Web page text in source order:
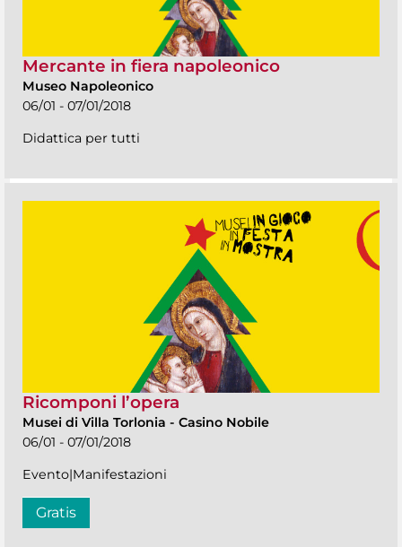
Mercante in fiera napoleonico
Museo Napoleonico
06/01 - 07/01/2018
Didattica per tutti
Ricomponi l’opera
Musei di Villa Torlonia - Casino Nobile
06/01 - 07/01/2018
Evento|Manifestazioni
Gratis